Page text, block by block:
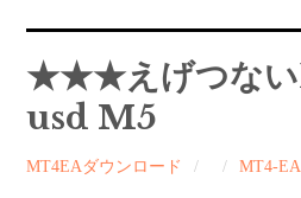
MT4-EAﾀﾞｳﾝﾛｰﾄﾞ
MT5-EAﾀﾞｳﾝﾛｰﾄﾞ
MT4インジケーター(制限解除中)
★★★えげつな
usd M5
MT4EAダウンロード MT4-EA